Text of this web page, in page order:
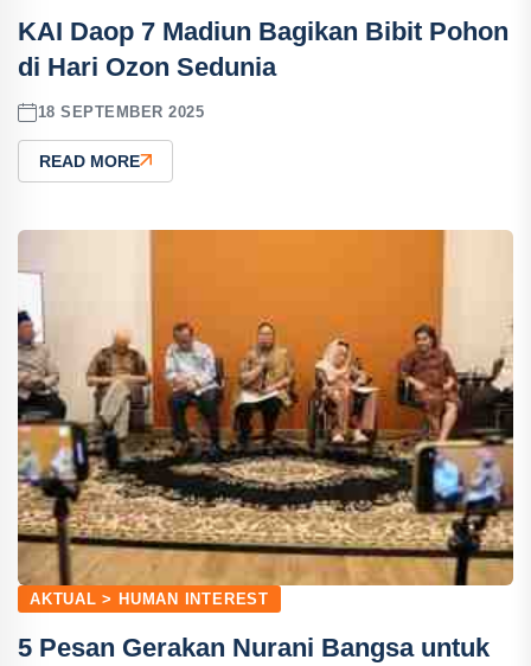
KAI Daop 7 Madiun Bagikan Bibit Pohon
di Hari Ozon Sedunia
18 SEPTEMBER 2025
READ MORE
AKTUAL > HUMAN INTEREST
5 Pesan Gerakan Nurani Bangsa untuk